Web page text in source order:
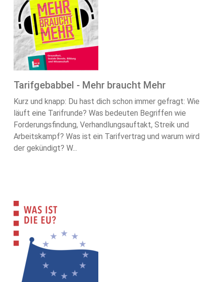
Tarifgebabbel - Mehr braucht Mehr
Kurz und knapp: Du hast dich schon immer gefragt: Wie
läuft eine Tarifrunde? Was bedeuten Begriffen wie
Forderungsfindung, Verhandlungsauftakt, Streik und
Arbeitskampf? Was ist ein Tarifvertrag und warum wird
der gekündigt? W...